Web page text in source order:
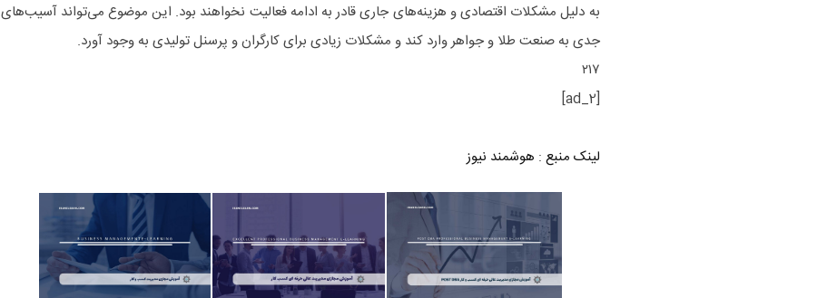
به دلیل مشکلات اقتصادی و هزینه‌های جاری قادر به ادامه فعالیت نخواهند بود. این موضوع می‌تواند آسیب‌های
جدی به صنعت طلا و جواهر وارد کند و مشکلات زیادی برای کارگران و پرسنل تولیدی به وجود آورد.
۲۱۷
[ad_2]
لینک منبع : هوشمند نیوز